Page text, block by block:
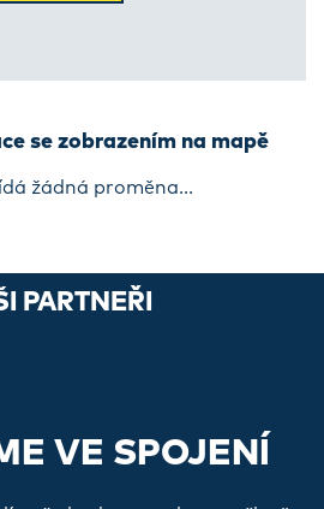
se zobrazením na mapě
žádná proměna...
PARTNEŘI
VE SPOJENÍ